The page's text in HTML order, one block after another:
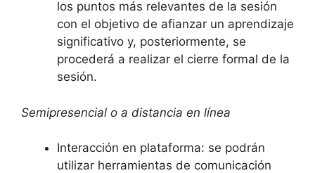
los puntos más relevantes de la sesión
con el objetivo de afianzar un aprendizaje
significativo y, posteriormente, se
procederá a realizar el cierre formal de la
sesión.
Semipresencial o a distancia en línea
Interacción en plataforma: se podrán
utilizar herramientas de comunicación